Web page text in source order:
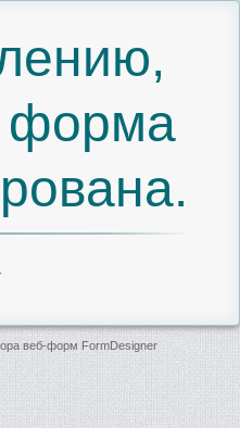
форма
веб-форм FormDesigner